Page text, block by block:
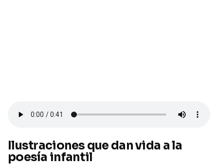
Ilustraciones que dan vida a la
poesía infantil